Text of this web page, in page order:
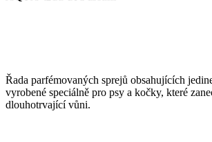
Řada parfémovaných sprejů obsahujících
vyrobené speciálně pro psy a kočky, které
dlouhotrvající vůni.